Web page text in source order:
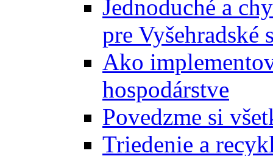
Jednoduché a
pre Vyšehradské
Ako
hospodárstve
Povedzme si
Triedenie a